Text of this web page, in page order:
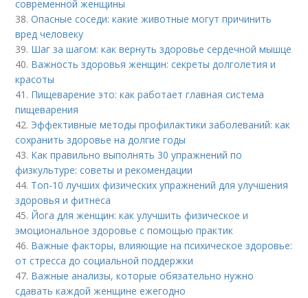
современной женщины
38.Опасные соседи: какие животные могут причинить
вред человеку
39. Шаг за шагом: как вернуть здоровье сердечной мышце
40. Важность здоровья женщин: секреты долголетия и
красоты
41. Пищеварение это: как работает главная система
пищеварения
42. Эффективные методы профилактики заболеваний: как
сохранить здоровье на долгие годы
43. Как правильно выполнять 30 упражнений по
физкультуре: советы и рекомендации
44. Топ-10 лучших физических упражнений для улучшения
здоровья и фитнеса
45. Йога для женщин: как улучшить физическое и
эмоциональное здоровье с помощью практик
46. Важные факторы, влияющие на психическое здоровье:
от стресса до социальной поддержки
47. Важные анализы, которые обязательно нужно
сдавать каждой женщине ежегодно